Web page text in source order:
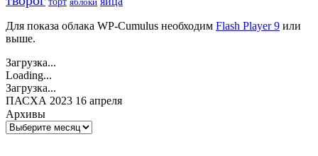
Для показа облака WP-Cumulus необходим Flash Player 9 или
выше.
Загрузка...
Loading...
Загрузка...
ПАСХА 2023 16 апреля
Архивы
Архивы